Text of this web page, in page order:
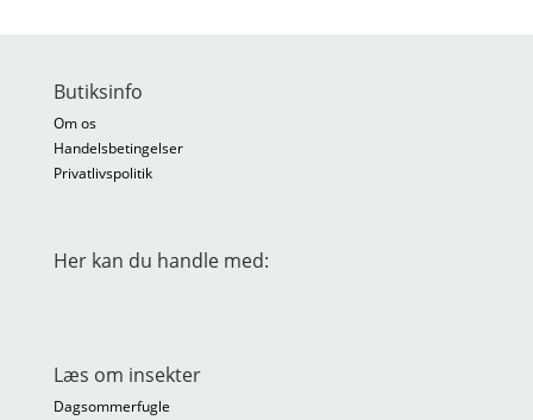
Butiksinfo
Om os
Handelsbetingelser
Privatlivspolitik
Her kan du handle med:
Læs om insekter
Dagsommerfugle